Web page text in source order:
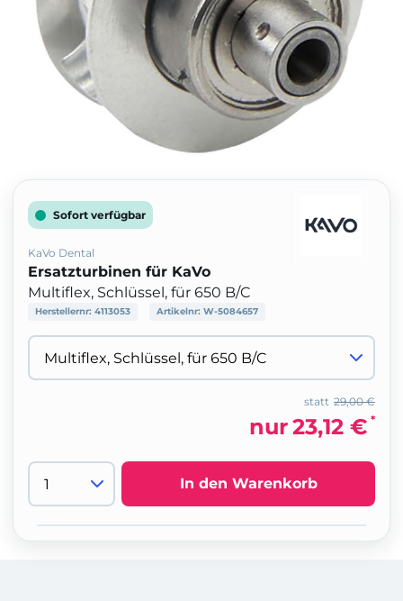
Sofort verfügbar
KaVo Dental
Ersatzturbinen für KaVo
Multiflex, Schlüssel, für 650 B/C
Herstellernr: 4113053 Artikelnr: W-5084657
29,00 €
statt
nur23,12 € *
In den Warenkorb